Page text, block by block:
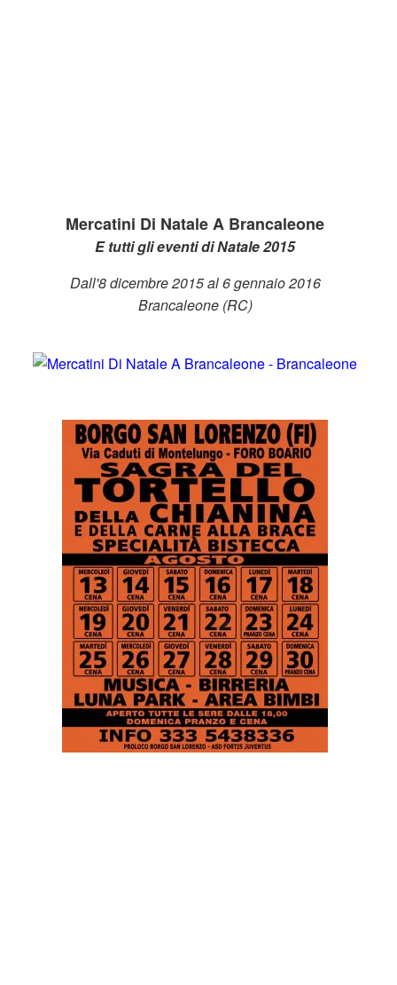
Mercatini Di Natale A Brancaleone
E tutti gli eventi di Natale 2015
Dall'8 dicembre 2015 al 6 gennaio 2016
Brancaleone (RC)